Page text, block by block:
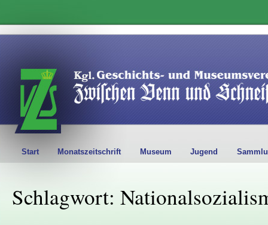
Start Monatszeitschrift Museum Jugend
Schlagwort: